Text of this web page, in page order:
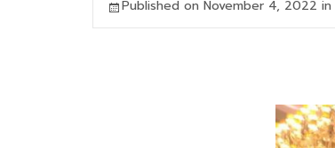
Published on November 4, 2022 in